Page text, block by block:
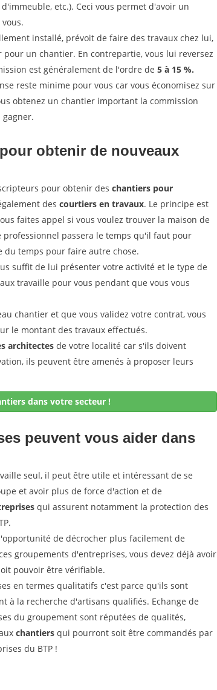
etc.). Ceci vous permet d'avoir un
installé, prévoit de faire des travaux chez lui,
un chantier. En contrepartie, vous lui reversez
est généralement de l'ordre de 5 à 15 %.
reste minime pour vous car vous économisez sur
obtenez un chantier important la commission
obtenir de nouveaux
pour obtenir des chantiers pour
des courtiers en travaux. Le principe est
faites appel si vous voulez trouver la maison de
professionnel passera le temps qu'il faut pour
du temps pour faire autre chose.
suffit de lui présenter votre activité et le type de
travaille pour vous pendant que vous vous
chantier et que vous validez votre contrat, vous
le montant des travaux effectués.
architectes de votre localité car s'ils doivent
ils peuvent être amenés à proposer leurs
dans votre secteur !
peuvent vous aider dans
seul, il peut être utile et intéressant de se
et avoir plus de force d'action et de
qui assurent notamment la protection des
de décrocher plus facilement de
groupements d'entreprises, vous devez déjà avoir
pouvoir être vérifiable.
en termes qualitatifs c'est parce qu'ils sont
à la recherche d'artisans qualifiés. Echange de
du groupement sont réputées de qualités,
chantiers qui pourront soit être commandés par
du BTP !